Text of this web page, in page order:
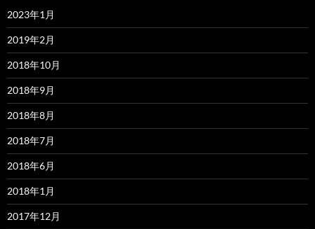
2023年1月
2019年2月
2018年10月
2018年9月
2018年8月
2018年7月
2018年6月
2018年1月
2017年12月